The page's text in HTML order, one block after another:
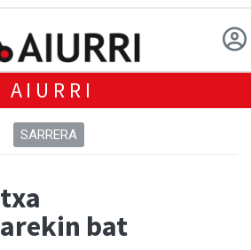
AIURRI
SARRERA
bat